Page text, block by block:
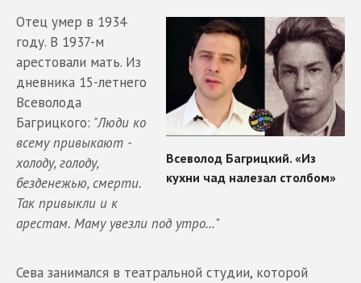
Отец умер в 1934
году. В 1937-м
арестовали мать. Из
дневника 15-летнего
Всеволода
Багрицкого: "Люди ко
всему привыкают -
холоду, голоду,
безденежью, смерти.
Так привыкли и к
арестам. Маму увезли под утро..."
Сева занимался в театральной студии, которой